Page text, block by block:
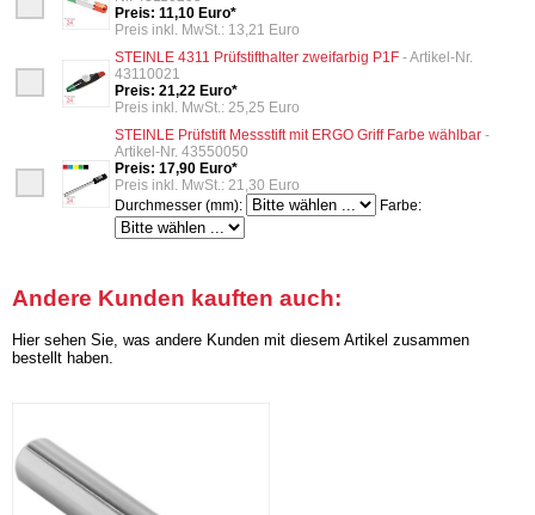
Preis: 11,10 Euro*
Preis inkl. MwSt.: 13,21 Euro
STEINLE 4311 Prüfstifthalter zweifarbig P1F - Artikel-Nr.
43110021
Preis: 21,22 Euro*
Preis inkl. MwSt.: 25,25 Euro
STEINLE Prüfstift Messstift mit ERGO Griff Farbe wählbar -
Artikel-Nr. 43550050
Preis: 17,90 Euro*
Preis inkl. MwSt.: 21,30 Euro
Durchmesser (mm):
Farbe:
Andere Kunden kauften auch:
Hier sehen Sie, was andere Kunden mit diesem Artikel zusammen
bestellt haben.